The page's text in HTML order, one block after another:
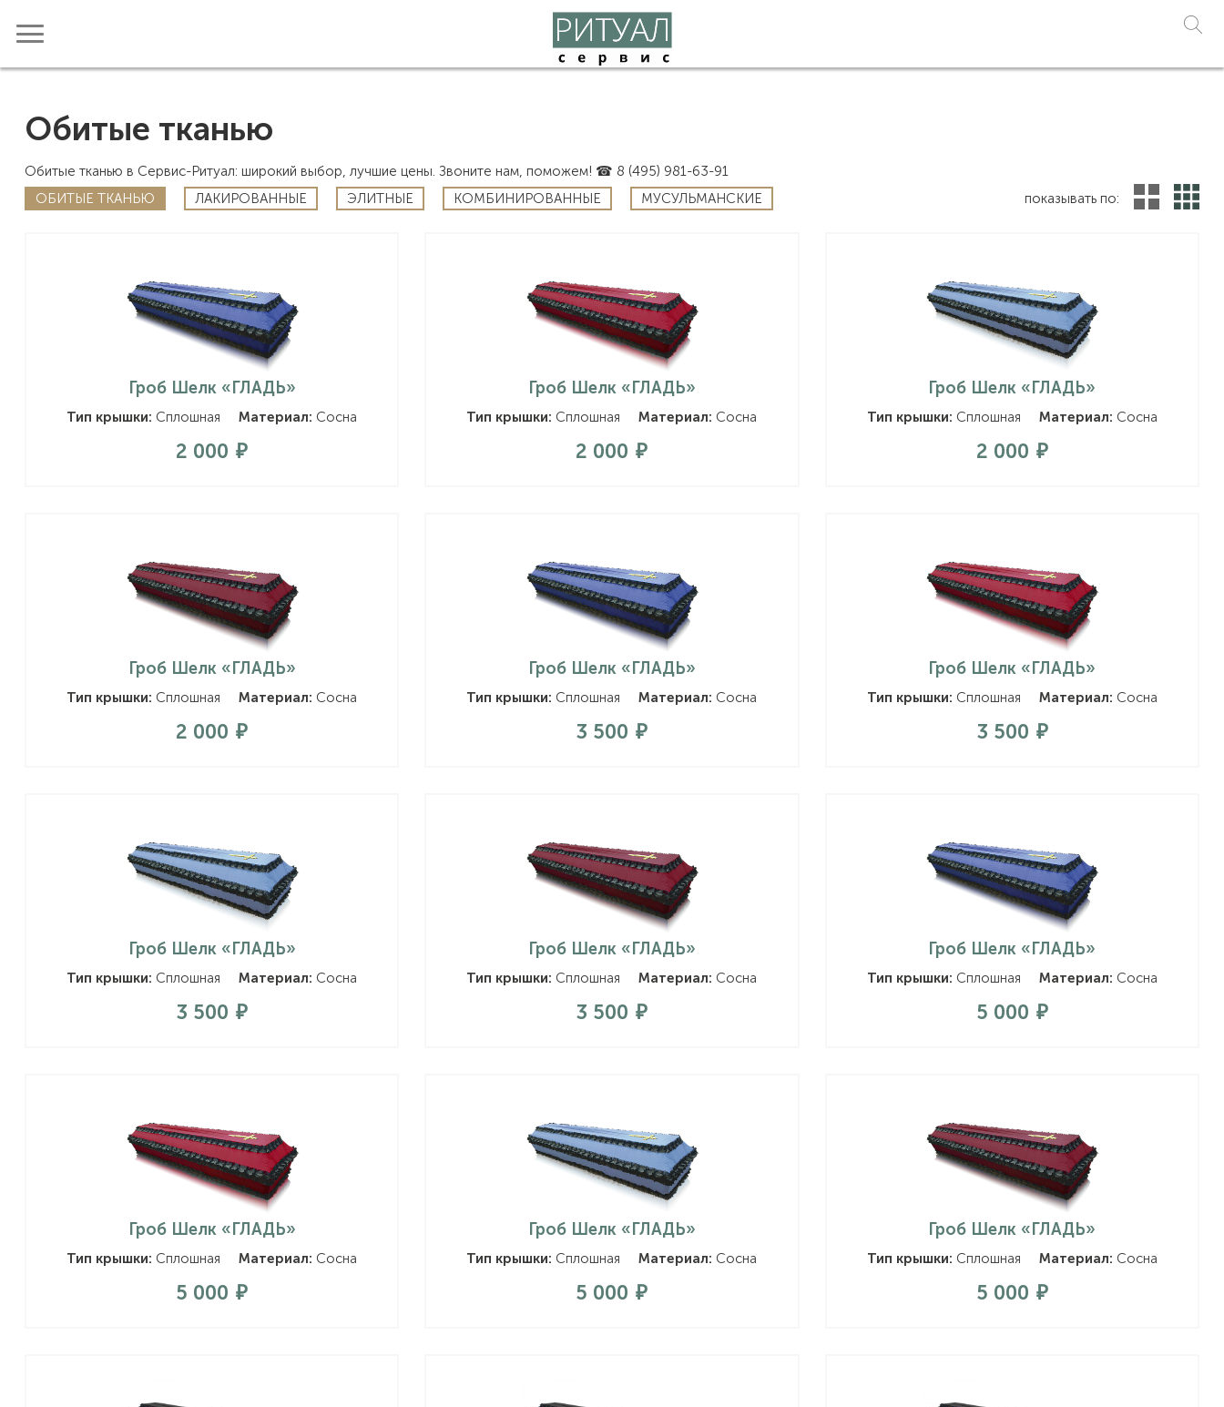
Обитые тканью
Обитые тканью в Сервис-Ритуал: широкий выбор, лучшие цены. Звоните нам, поможем! ☎ 8 (495) 981-63-91
ОБИТЫЕ ТКАНЬЮ
ЛАКИРОВАННЫЕ ЭЛИТНЫЕ КОМБИНИРОВАННЫЕ МУСУЛЬМАНСКИЕ показывать по:
Гроб Шелк «ГЛАДЬ»
Тип крышки: Сплошная Материал: Сосна
2 000
Гроб Шелк «ГЛАДЬ»
Тип крышки: Сплошная Материал: Сосна
2 000
Гроб Шелк «ГЛАДЬ»
Тип крышки: Сплошная Материал: Сосна
2 000
Гроб Шелк «ГЛАДЬ»
Тип крышки: Сплошная Материал: Сосна
2 000
Гроб Шелк «ГЛАДЬ»
Тип крышки: Сплошная Материал: Сосна
3 500
Гроб Шелк «ГЛАДЬ»
Тип крышки: Сплошная Материал: Сосна
3 500
Гроб Шелк «ГЛАДЬ»
Тип крышки: Сплошная Материал: Сосна
3 500
Гроб Шелк «ГЛАДЬ»
Тип крышки: Сплошная Материал: Сосна
3 500
Гроб Шелк «ГЛАДЬ»
Тип крышки: Сплошная Материал: Сосна
5 000
Гроб Шелк «ГЛАДЬ»
Тип крышки: Сплошная Материал: Сосна
5 000
Гроб Шелк «ГЛАДЬ»
Тип крышки: Сплошная Материал: Сосна
5 000
Гроб Шелк «ГЛАДЬ»
Тип крышки: Сплошная Материал: Сосна
5 000